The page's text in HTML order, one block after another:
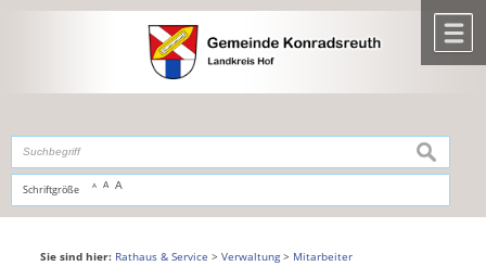
,zur Navigationoderzur Startseitespringen.
Schriftgröße A A A
suchen
Sie sind hier: Rathaus & Service > Verwaltung> Mitarbeiter